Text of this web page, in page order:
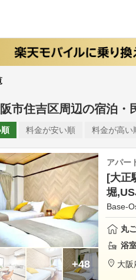
市住吉区周辺の宿泊・
料金が安い順 料金が高い
+48
アパー
[大正
堀
Base-
丸
浴
大阪